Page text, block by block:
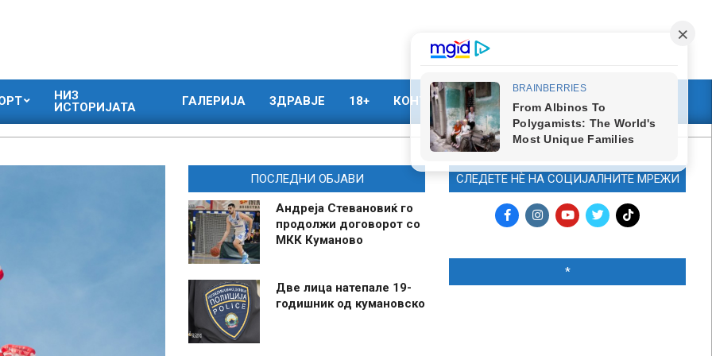
НИЗ
ИСТОРИЈАТА
ГАЛЕРИЈА ЗДРАВЈЕ 18+ КОНТАКТ МАРКЕТИНГ
ПОСЛЕДНИ ОБЈАВИ
Андреја Стевановиќ го
продолжи договорот со
МКК Куманово
Две лица натепале 19-
годишник од кумановско
СЛЕДЕТЕ НЀ НА СОЦИЈАЛНИТЕ МРЕЖИ
*